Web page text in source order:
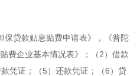
保贷款贴息贴费申请表》，《普陀
费企业基本情况表》；（2）借款
凭证；（5）还款凭证；（6）贷